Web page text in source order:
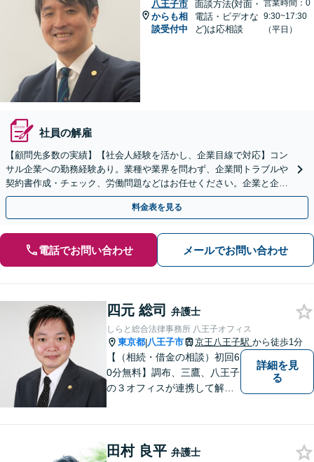
八王子市
からも相
談受付中
面談方法(対面・
電話・ビデオな
ど)は応相談
営業時間：0
9:30~17:30
（平日）
社員の解雇
【顧問先多数の実績】【社会人経験を活かし、企業目線で対応】コン
サル企業への勤務経験あり。業種や業界を問わず、企業間トラブルや
契約書作成・チェック、労働問題などはお任せください。企業と企業
の連携をつなぐ「橋渡し役」として、企業の発展をサポート
料金表を見る
電話でお問い合わせ メールでお問い合わせ
四元 総司 弁護士
しらと総合法律事務所 八王子オフィス
東京都|八王子市 京王八王子駅 から徒歩1分
【（相続・借金の相談）初回6
0分無料】調布、三鷹、八王子
の３オフィスが連携して解決
法務／債権回収
詳細を見
る
田村 良平 弁護士